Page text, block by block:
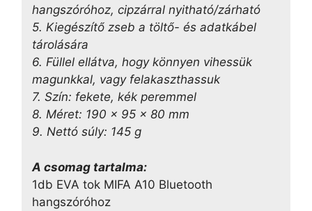
hangszóróhoz, cipzárral nyitható/zárható
5. Kiegészítő zseb a töltő- és adatkábel
tárolására
6. Füllel ellátva, hogy könnyen vihessük
magunkkal, vagy felakaszthassuk
7. Szín: fekete, kék peremmel
8. Méret: 190 x 95 x 80 mm
9. Nettó súly: 145 g
A csomag tartalma:
1db EVA tok MIFA A10 Bluetooth
hangszóróhoz